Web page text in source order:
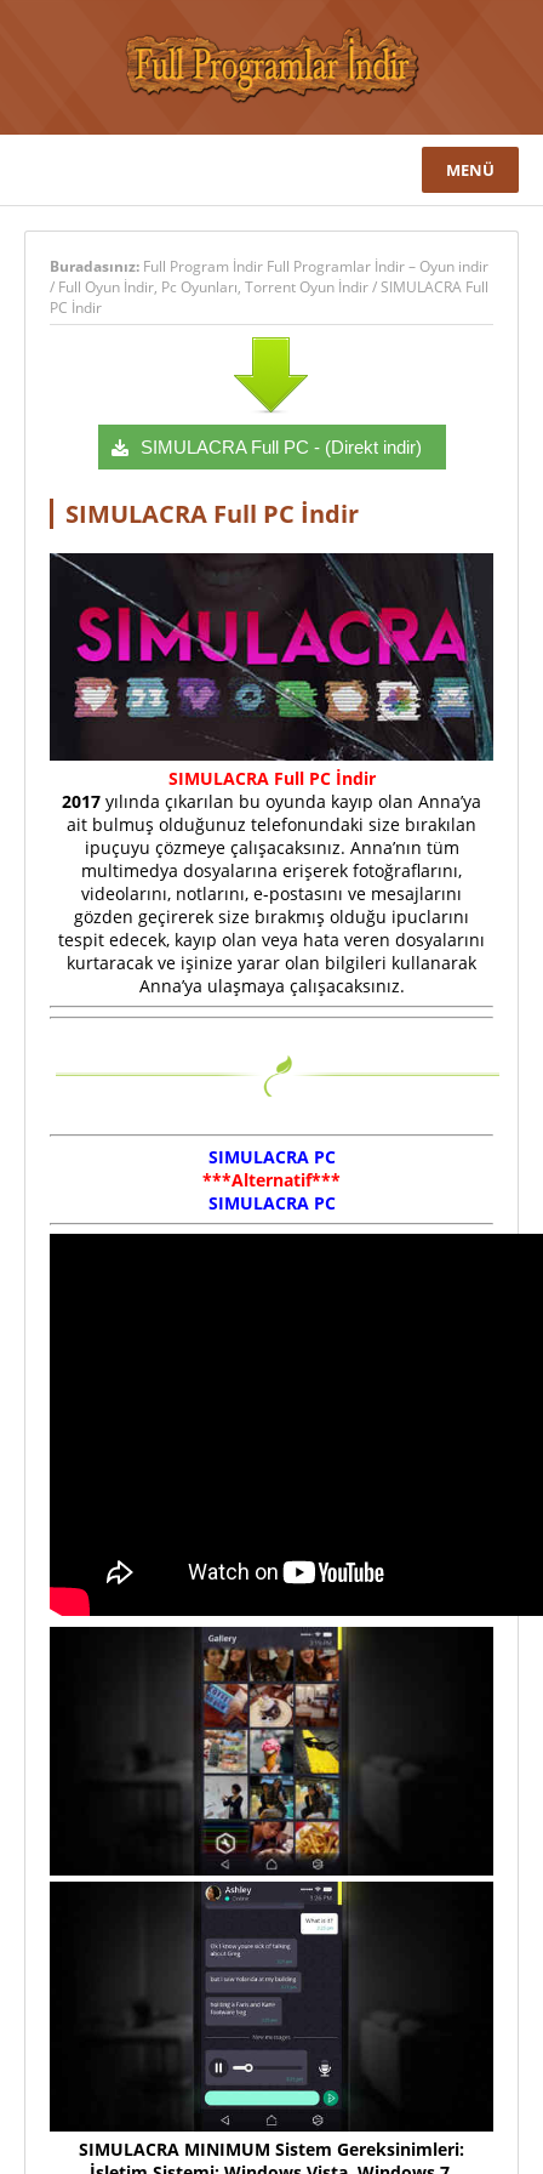
MENÜ
Buradasınız: Full Program İndir Full Programlar İndir – Oyun indir
/ Full Oyun İndir, Pc Oyunları, Torrent Oyun İndir/SIMULACRA Full
PC İndir
SIMULACRA Full PC - (Direkt indir)
SIMULACRA Full PC İndir
SIMULACRA Full PC İndir
2017 yılında çıkarılan bu oyunda kayıp olan Anna’ya
ait bulmuş olduğunuz telefonundaki size bırakılan
ipuçuyu çözmeye çalışacaksınız. Anna’nın tüm
multimedya dosyalarına erişerek fotoğraflarını,
videolarını, notlarını, e-postasını ve mesajlarını
gözden geçirerek size bırakmış olduğu ipuclarını
tespit edecek, kayıp olan veya hata veren dosyalarını
kurtaracak ve işinize yarar olan bilgileri kullanarak
Anna’ya ulaşmaya çalışacaksınız.
SIMULACRA PC
***Alternatif***
SIMULACRA PC
SIMULACRA MINIMUM Sistem Gereksinimleri: